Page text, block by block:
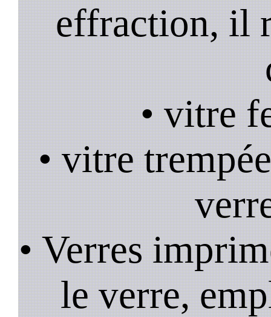
effraction, il
• vitre
• vitre
• Verres
le verre,